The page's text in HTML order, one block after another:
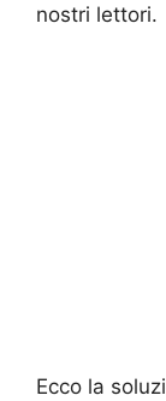
nostri lettori.
Ecco la